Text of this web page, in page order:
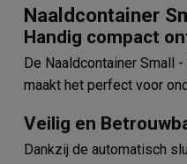
Naaldcontainer
Handig compact
De Naaldcontainer Small
maakt het perfect voor
Veilig en
Dankzij de automatisch